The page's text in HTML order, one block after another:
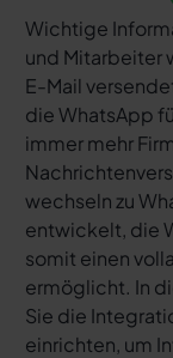
Wichtige
und Mitarbeiter
E-Mail
die WhatsApp
immer mehr
wechseln zu
entwickelt, die
somit einen
ermöglicht. In
Sie die
einrichten, um